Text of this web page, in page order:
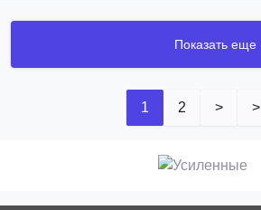
Показать еще
1 2 > >|